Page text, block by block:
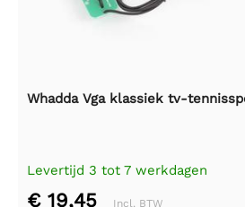
Whadda Vga klassiek tv-
Levertijd 3 tot 7 werkdagen
€ 19,45 Incl. BTW